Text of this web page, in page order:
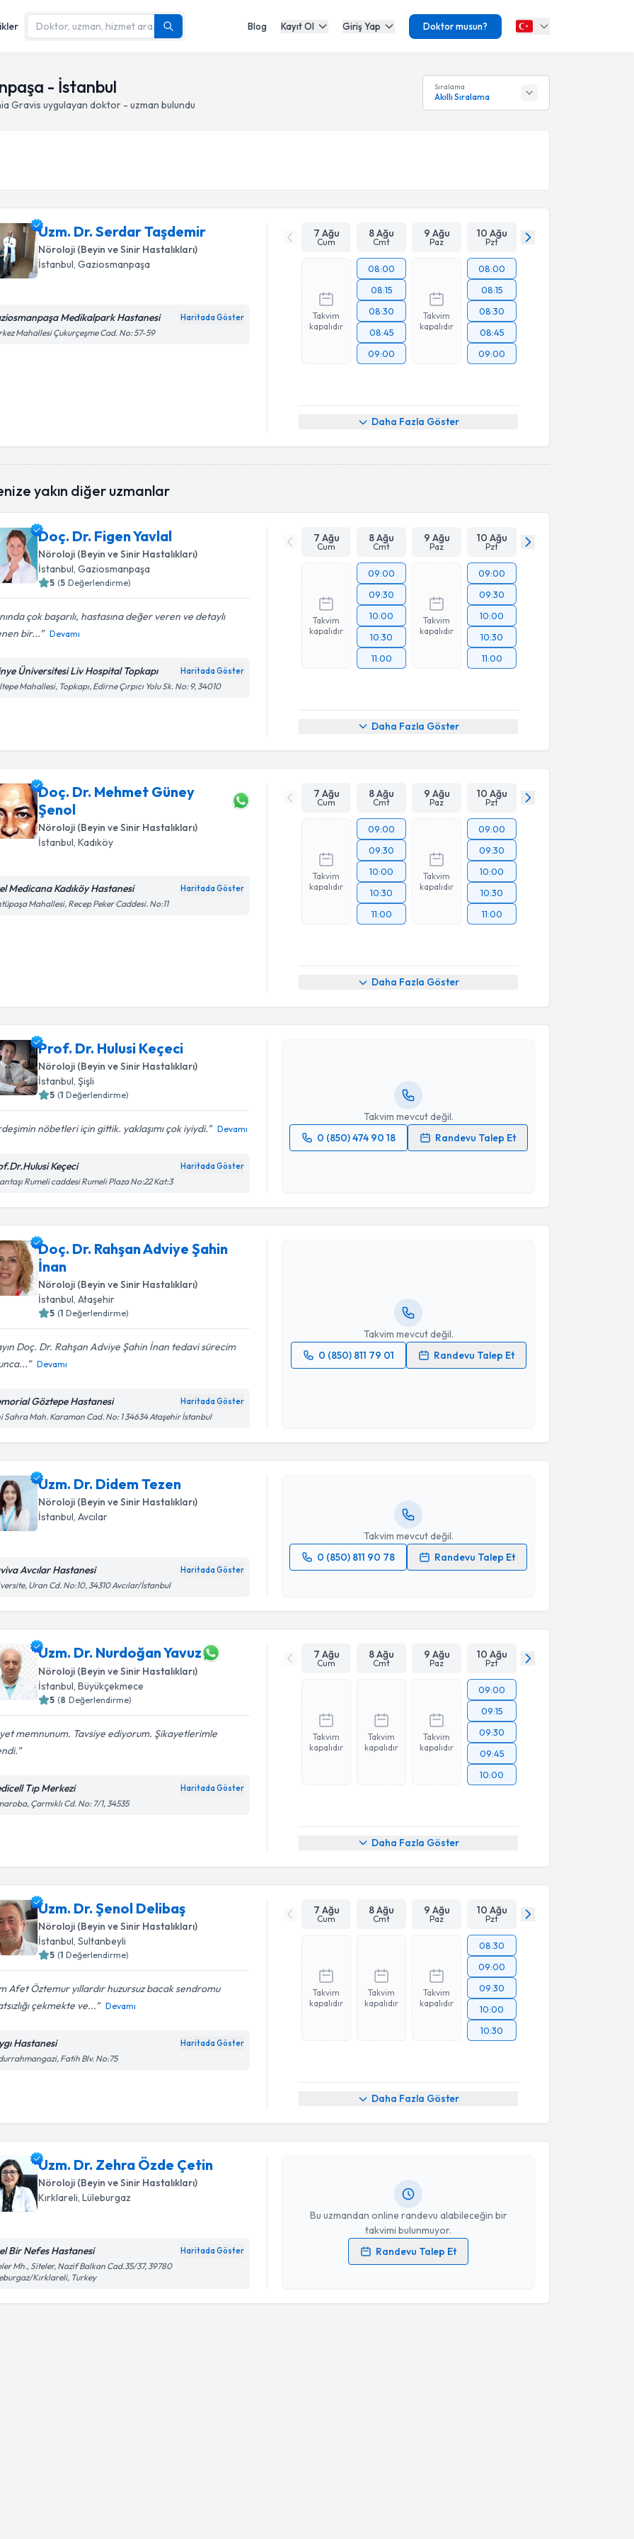
Blog Kayıt Ol Giriş Yap Doktor musun?
- İstanbul
Gravis uygulayan doktor - uzman bulundu
Sıralama
Akıllı Sıralama
Uzm. Dr. Serdar Taşdemir
Nöroloji (Beyin ve Sinir Hastalıkları)
İstanbul, Gaziosmanpaşa
Medikalpark Hastanesi Haritada Göster
Mahallesi Çukurçeşme Cad. No: 57-59
7 Ağu
Cum
8 Ağu
Cmt
9 Ağu
Paz
10 Ağu
Pzt
Takvim
kapalıdır
08:00
08:15
08:30
08:45
09:00
Takvim
kapalıdır
08:00
08:15
08:30
08:45
09:00
Daha Fazla Göster
yakın diğer uzmanlar
Doç. Dr. Figen Yavlal
Nöroloji (Beyin ve Sinir Hastalıkları)
İstanbul , Gaziosmanpaşa
5 (5 Değerlendirme)
çok başarılı, hastasına değer veren ve detaylı
bir...
Devamı
Üniversitesi Liv Hospital Topkapı Haritada Göster
Mahallesi, Topkapı, Edirne Çırpıcı Yolu Sk. No: 9, 34010
7 Ağu
Cum
8 Ağu
Cmt
9 Ağu
Paz
10 Ağu
Pzt
Takvim
kapalıdır
09:00
09:30
10:00
10:30
11:00
Takvim
kapalıdır
09:00
09:30
10:00
10:30
11:00
Daha Fazla Göster
Doç. Dr. Mehmet Güney
Şenol
Nöroloji (Beyin ve Sinir Hastalıkları)
İstanbul, Kadıköy
Medicana Kadıköy Hastanesi Haritada Göster
Mahallesi, Recep Peker Caddesi. No:11
7 Ağu
Cum
8 Ağu
Cmt
9 Ağu
Paz
10 Ağu
Pzt
Takvim
kapalıdır
09:00
09:30
10:00
10:30
11:00
Takvim
kapalıdır
09:00
09:30
10:00
10:30
11:00
Daha Fazla Göster
Prof. Dr. Hulusi Keçeci
Nöroloji (Beyin ve Sinir Hastalıkları)
İstanbul , Şişli
5 (1 Değerlendirme)
nöbetleri için gittik. yaklaşımı çok iyiydi. Devamı
Keçeci Haritada Göster
Rumeli caddesi Rumeli Plaza No:22 Kat:3
Takvim mevcut değil.
0 (850) 474 90 18
Randevu Talep Et
Randevu Takvimi Talebi
Doç. Dr. Rahşan Adviye Şahin
İnan
Nöroloji (Beyin ve Sinir Hastalıkları)
İstanbul , Ataşehir
5 (1 Değerlendirme)
Doç. Dr. Rahşan Adviye Şahin İnan tedavi sürecim
Devamı
Göztepe Hastanesi Haritada Göster
Sahra Mah. Karaman Cad. No: 1 34634 Ataşehir İstanbul
Takvim mevcut değil.
0 (850) 811 79 01
Randevu Talep Et
Randevu Takvimi Talebi
Uzm. Dr. Didem Tezen
Nöroloji (Beyin ve Sinir Hastalıkları)
İstanbul , Avcılar
Avcılar Hastanesi Haritada Göster
Uran Cd. No:10, 34310 Avcılar/İstanbul
Takvim mevcut değil.
0 (850) 811 90 78
Randevu Talep Et
Takvim Talebini Gönder
Uzm. Dr. Nurdoğan Yavuz
Nöroloji (Beyin ve Sinir Hastalıkları)
İstanbul , Büyükçekmece
5 (8 Değerlendirme)
memnunum. Tavsiye ediyorum. Şikayetlerimle
Tıp Merkezi Haritada Göster
Çarmıklı Cd. No: 7/1, 34535
7 Ağu
Cum
8 Ağu
Cmt
9 Ağu
Paz
10 Ağu
Pzt
Takvim
kapalıdır
Takvim
kapalıdır
Takvim
kapalıdır
09:00
09:15
09:30
09:45
10:00
Daha Fazla Göster
Uzm. Dr. Şenol Delibaş
Nöroloji (Beyin ve Sinir Hastalıkları)
İstanbul, Sultanbeyli
5 (1 Değerlendirme)
Afet Öztemur yıllardır huzursuz bacak sendromu
çekmekte ve...
Devamı
Hastanesi Haritada Göster
Fatih Blv. No:75
7 Ağu
Cum
8 Ağu
Cmt
9 Ağu
Paz
10 Ağu
Pzt
Takvim
kapalıdır
Takvim
kapalıdır
Takvim
kapalıdır
08:30
09:00
09:30
10:00
10:30
Daha Fazla Göster
Uzm. Dr. Zehra Özde Çetin
Nöroloji (Beyin ve Sinir Hastalıkları)
Kırklareli , Lüleburgaz
Bir Nefes Hastanesi Haritada Göster
Mh., Siteler, Nazif Balkan Cad.35/37, 39780
Kırklareli, Turkey
Bu uzmandan online randevu alabileceğin bir
takvimi bulunmuyor.
Randevu Talep Et
Randevu Takvimi Talebi
Uzm. Dr. Zehra Özde Çetiniçin randevu takvimi talebi
oluşturun. Size bu uzmandan randevu almanız için bir takvim
Kişisel verilerimin işlenmesine ilişkinAydınlatma Metni